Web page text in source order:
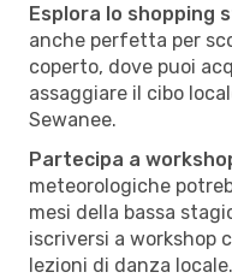
Esplora lo shopping
anche perfetta per
coperto, dove puoi
assaggiare il cibo
Sewanee.
Partecipa a
meteorologiche
mesi della bassa
iscriversi a workshop
lezioni di danza